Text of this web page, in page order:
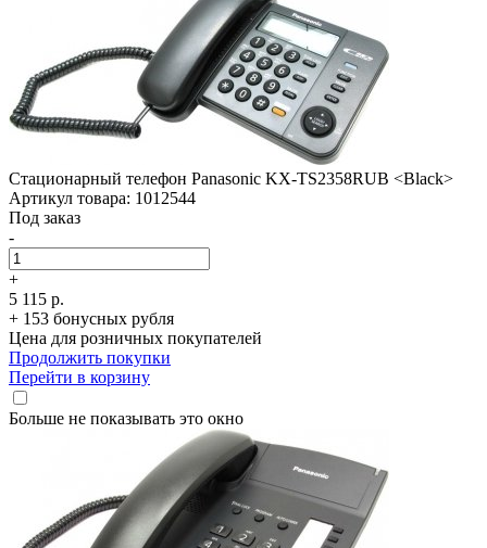
Стационарный телефон Panasonic KX-TS2358RUB <Black>
Артикул товара: 1012544
Под заказ
-
+
5 115 р.
+ 153 бонусных рубля
Цена для розничных покупателей
Продолжить покупки
Перейти в корзину
Больше не показывать это окно